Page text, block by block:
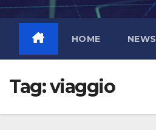
HOME NEWS
Tag:viaggio